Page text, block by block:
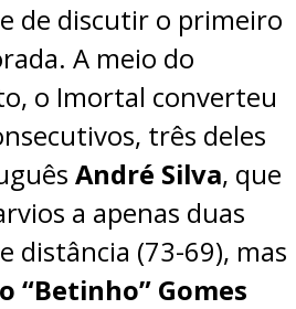
de discutir o primeiro
A meio do
o Imortal converteu
três deles
André Silva, que
a apenas duas
distância (73-69), mas
“Betinho” Gomes